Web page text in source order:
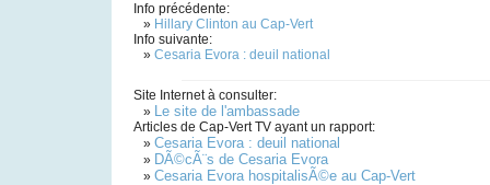
Info précédente:
» Hillary Clinton au Cap-Vert
Info suivante:
» Cesaria Evora : deuil national
Site Internet à consulter:
» Le site de l'ambassade
Articles de Cap-Vert TV ayant un rapport:
» Cesaria Evora : deuil national
» DÃ©cÃ¨s de Cesaria Evora
» Cesaria Evora hospitalisÃ©e au Cap-Vert